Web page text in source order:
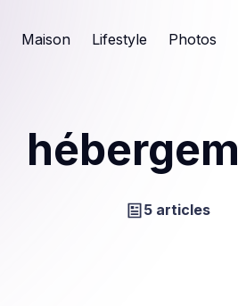
Maison Lifestyle Photos
5 articles